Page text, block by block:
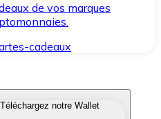
de vos marques
cadeaux
Téléchargez notre Wallet